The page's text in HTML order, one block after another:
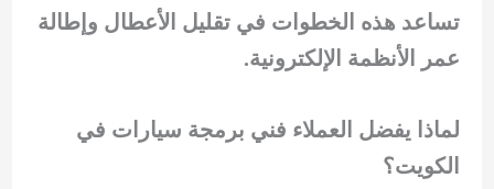
تساعد هذه الخطوات في تقليل الأعطال وإطالة
عمر الأنظمة الإلكترونية.
لماذا يفضل العملاء فني برمجة سيارات في
الكويت؟